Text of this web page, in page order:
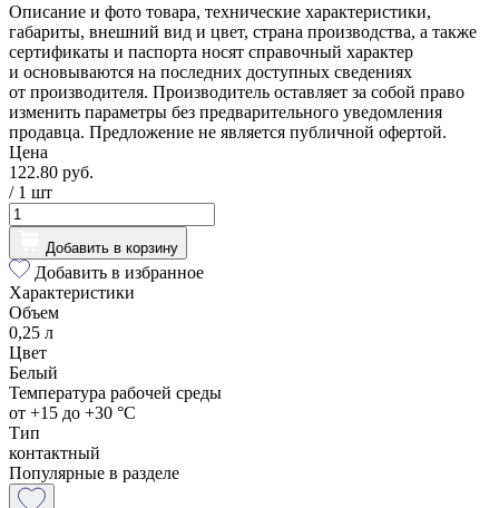
Описание и фото товара, технические характеристики,
габариты, внешний вид и цвет, страна производства, а также
сертификаты и паспорта носят справочный характер
и основываются на последних доступных сведениях
от производителя. Производитель оставляет за собой право
изменить параметры без предварительного уведомления
продавца. Предложение не является публичной офертой.
Цена
122.80 руб.
/ 1 шт
Добавить в корзину
Добавить в избранное
Характеристики
Объем
0,25 л
Цвет
Белый
Температура рабочей среды
от +15 до +30 °С
Тип
контактный
Популярные в разделе